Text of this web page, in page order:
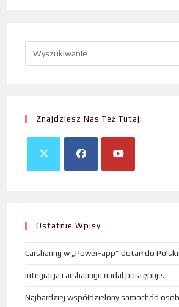
Znajdziesz Nas Też Tutaj:
Ostatnie Wpisy
Carsharing w „Power-app” dotarł do Polski.
Integracja carsharingu nadal postępuje.
Najbardziej współdzielony samochód